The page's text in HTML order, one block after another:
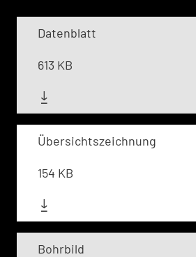
Datenblatt
613 KB
Übersichtszeichnung
154 KB
Bohrbild